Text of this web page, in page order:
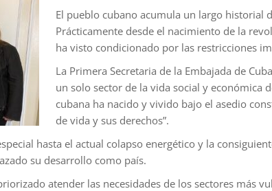
El pueblo cubano acumula un largo historial
Prácticamente desde el nacimiento de la
ha visto condicionado por las restricciones
La Primera Secretaria de la Embajada de
un solo sector de la vida social y económica
cubana ha nacido y vivido bajo el asedio
de vida y sus derechos”.
hasta el actual colapso energético y la
su desarrollo como país.
atender las necesidades de los sectores